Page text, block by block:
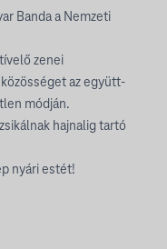
Banda a Nemzeti
zenei
az együtt-
módján.
hajnalig tartó
nyári estét!